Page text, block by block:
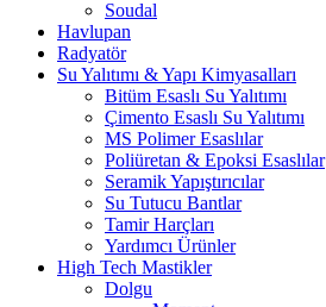
Soudal
Havlupan
Radyatör
Su Yalıtımı & Yapı Kimyasalları
Bitüm Esaslı Su Yalıtımı
Çimento Esaslı Su Yalıtımı
MS Polimer Esaslılar
Poliüretan & Epoksi Esaslılar
Seramik Yapıştırıcılar
Su Tutucu Bantlar
Tamir Harçları
Yardımcı Ürünler
High Tech Mastikler
Dolgu